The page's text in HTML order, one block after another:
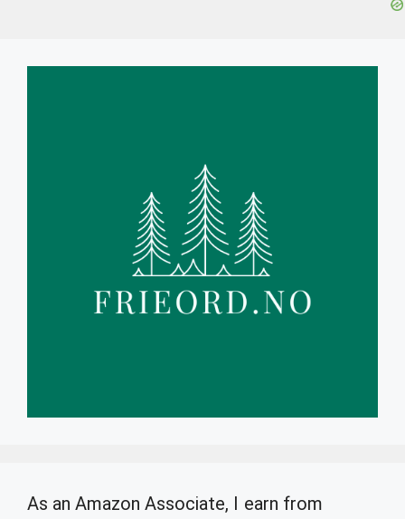
As an Amazon Associate, I earn from